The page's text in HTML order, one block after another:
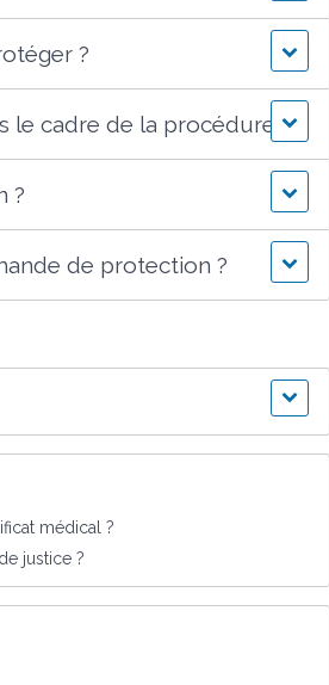
?
le cadre de la procédure ?
?
de protection ?
médical ?
justice ?